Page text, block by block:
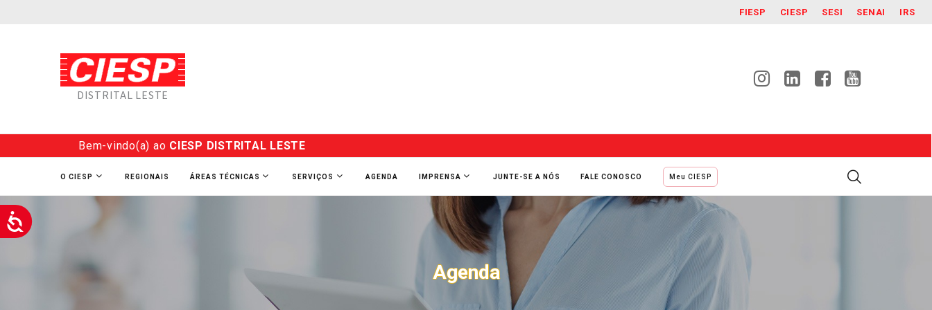
FIESP CIESP SESI SENAI IRS
DISTRITAL LESTE
Bem-vindo(a) ao CIESP DISTRITAL LESTE
O CIESP REGIONAIS ÁREAS TÉCNICAS SERVIÇOS AGENDA IMPRENSA JUNTE-SE A NÓS FALE CONOSCO Meu CIESP
Agenda